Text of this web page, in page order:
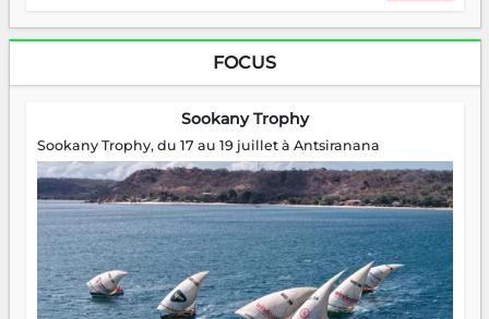
FOCUS
Sookany Trophy
Sookany Trophy, du 17 au 19 juillet à Antsiranana